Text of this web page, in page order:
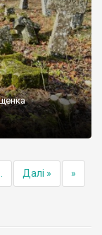
Далі » »